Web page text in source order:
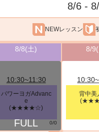
8/6 -
NEWレッスン
8/8(土) 8/
10:30~11:30
パワーヨガAdvanc
e
(★★★★☆)
0/0
背中美